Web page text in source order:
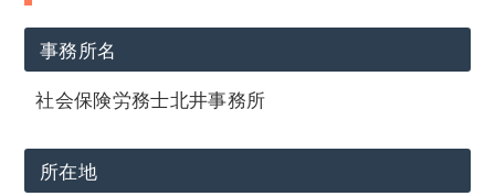
事務所名
社会保険労務士北井事務所
所在地